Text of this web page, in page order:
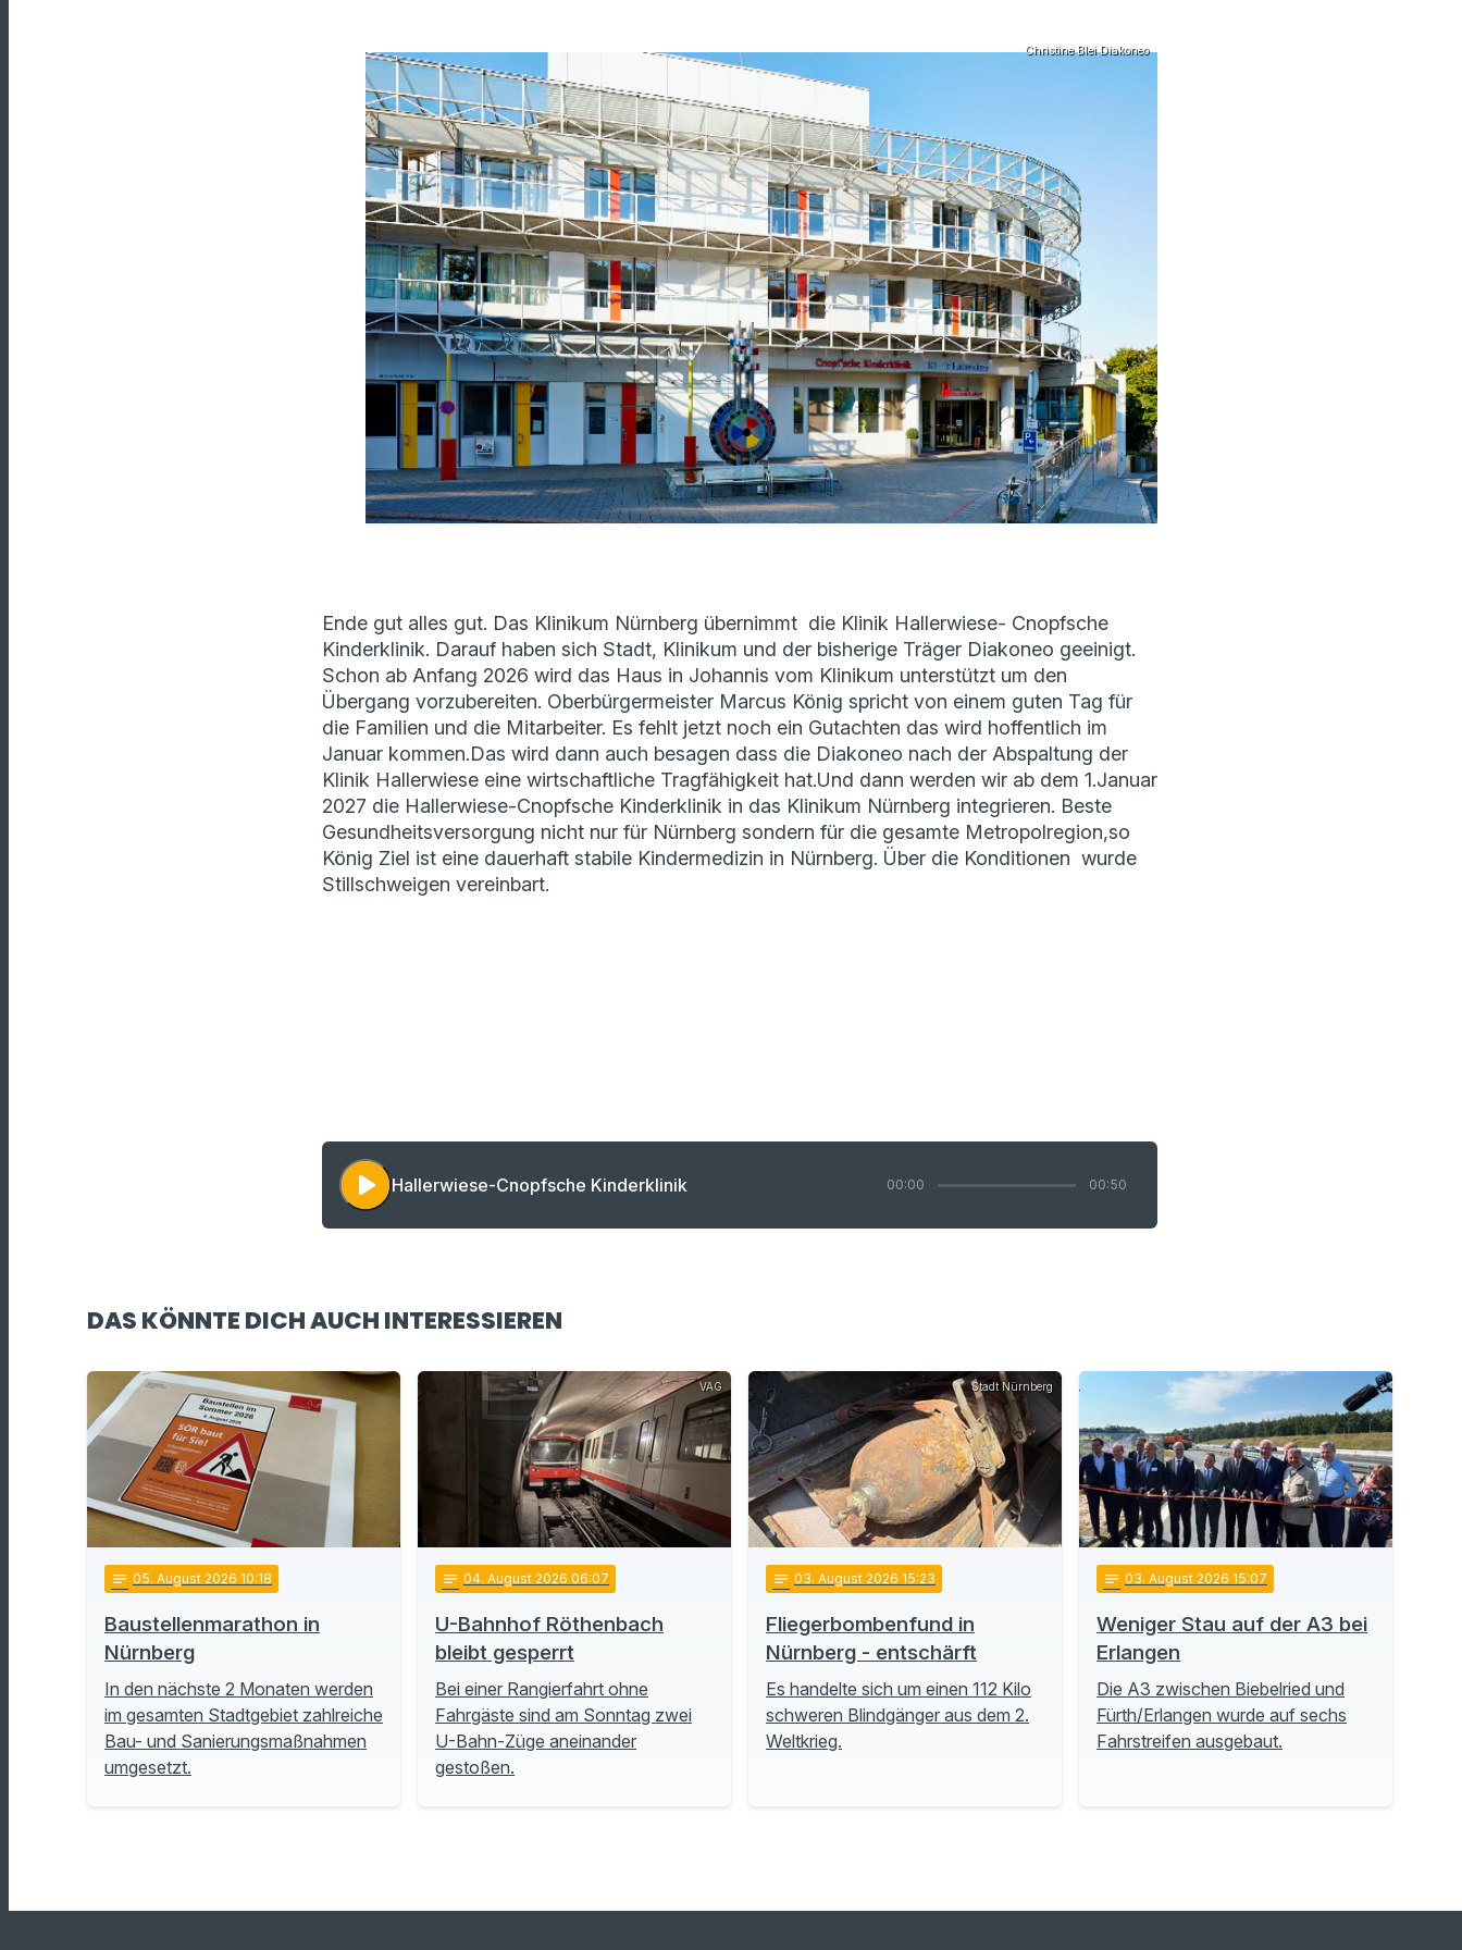
Christine Blei Diakoneo
Ende gut alles gut. Das Klinikum Nürnberg übernimmt die Klinik Hallerwiese- Cnopfsche
Kinderklinik. Darauf haben sich Stadt, Klinikum und der bisherige Träger Diakoneo geeinigt.
Schon ab Anfang 2026 wird das Haus in Johannis vom Klinikum unterstützt um den
Übergang vorzubereiten. Oberbürgermeister Marcus König spricht von einem guten Tag für
die Familien und die Mitarbeiter. Es fehlt jetzt noch ein Gutachten das wird hoffentlich im
Januar kommen.Das wird dann auch besagen dass die Diakoneo nach der Abspaltung der
Klinik Hallerwiese eine wirtschaftliche Tragfähigkeit hat.Und dann werden wir ab dem 1.Januar
2027 die Hallerwiese-Cnopfsche Kinderklinik in das Klinikum Nürnberg integrieren. Beste
Gesundheitsversorgung nicht nur für Nürnberg sondern für die gesamte Metropolregion,so
König Ziel ist eine dauerhaft stabile Kindermedizin in Nürnberg. Über die Konditionen wurde
Stillschweigen vereinbart.
play_arrow Hallerwiese-Cnopfsche Kinderklinik 00:00 00:50
DAS KÖNNTE DICH AUCH INTERESSIEREN
notes 05. August 2026 10:18
Baustellenmarathon in
Nürnberg
In den nächste 2 Monaten werden
im gesamten Stadtgebiet zahlreiche
Bau- und Sanierungsmaßnahmen
umgesetzt.
VAG
notes 04. August 2026 06:07
U-Bahnhof Röthenbach
bleibt gesperrt
Bei einer Rangierfahrt ohne
Fahrgäste sind am Sonntag zwei
U-Bahn-Züge aneinander
gestoßen.
Stadt Nürnberg
notes 03. August 2026 15:23
Fliegerbombenfund in
Nürnberg - entschärft
Es handelte sich um einen 112 Kilo
schweren Blindgänger aus dem 2.
Weltkrieg.
notes 03. August 2026 15:07
Weniger Stau auf der A3 bei
Erlangen
Die A3 zwischen Biebelried und
Fürth/Erlangen wurde auf sechs
Fahrstreifen ausgebaut.